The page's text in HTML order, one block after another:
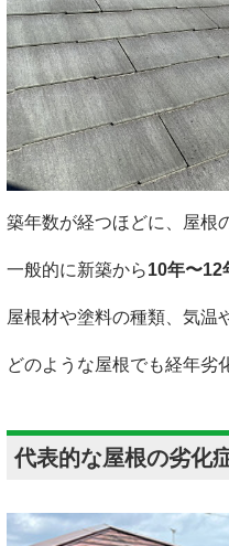
築年数が経つほどに、屋根
一般的に新築から10年〜12
屋根材や塗料の種類、気温
どのような屋根でも経年劣
代表的な屋根の劣化